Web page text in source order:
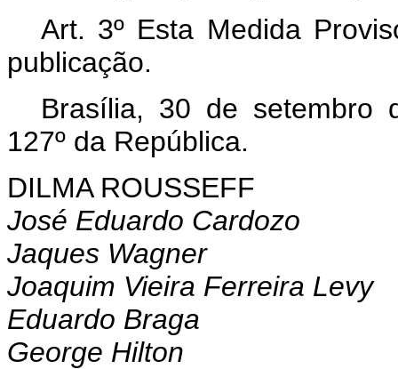
Art. 3º Esta Medida
publicação.
Brasília, 30 de setembro
127º da República.
DILMA ROUSSEFF
José Eduardo Cardozo
Jaques Wagner
Joaquim Vieira Ferreira Levy
Eduardo Braga
George Hilton